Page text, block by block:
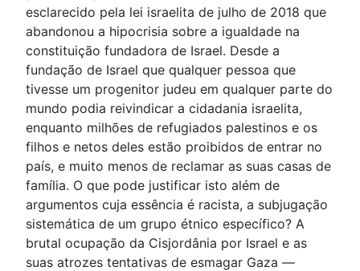
esclarecido pela lei israelita de julho de 2018 que
abandonou a hipocrisia sobre a igualdade na
constituição fundadora de Israel. Desde a
fundação de Israel que qualquer pessoa que
tivesse um progenitor judeu em qualquer parte do
mundo podia reivindicar a cidadania israelita,
enquanto milhões de refugiados palestinos e os
filhos e netos deles estão proibidos de entrar no
país, e muito menos de reclamar as suas casas de
família. O que pode justificar isto além de
argumentos cuja essência é racista, a subjugação
sistemática de um grupo étnico específico? A
brutal ocupação da Cisjordânia por Israel e as
suas atrozes tentativas de esmagar Gaza —